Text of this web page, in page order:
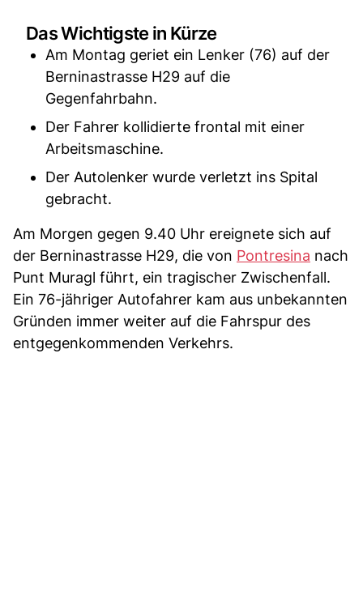
Das Wichtigste in Kürze
Am Montag geriet ein Lenker (76) auf der
Berninastrasse H29 auf die
Gegenfahrbahn.
Der Fahrer kollidierte frontal mit einer
Arbeitsmaschine.
Der Autolenker wurde verletzt ins Spital
gebracht.
Am Morgen gegen 9.40 Uhr ereignete sich auf
der Berninastrasse H29, die von Pontresina nach
Punt Muragl führt, ein tragischer Zwischenfall.
Ein 76-jähriger Autofahrer kam aus unbekannten
Gründen immer weiter auf die Fahrspur des
entgegenkommenden Verkehrs.